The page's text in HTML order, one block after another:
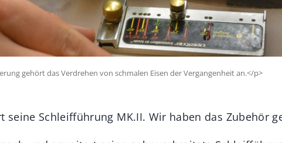
gehört das Verdrehen von schmalen Eisen der Vergangenheit an.</p>
seine Schleifführung MK.II. Wir haben das Zubehör